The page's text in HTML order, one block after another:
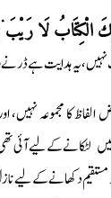
الْكِتَابُ لَا رَيْبَ
یہ ہدایت ہے
کا مجموعہ
میں لٹکانے کے لیے آئی
مستقیم دکھانے کے لیے